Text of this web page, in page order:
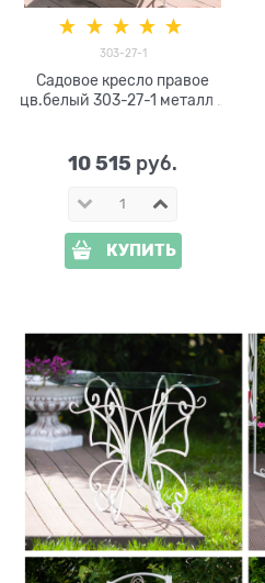
303-27-1
Садовое кресло правое
цв.белый 303-27-1 металл и
10 515 руб.
КУПИТЬ